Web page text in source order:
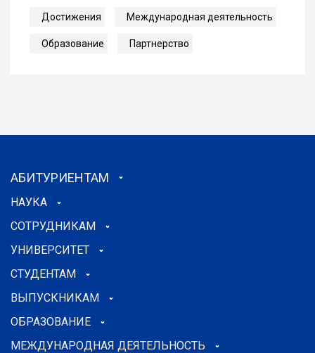
Достижения Международная деятельность
Образование Партнерство
АБИТУРИЕНТАМ
НАУКА
СОТРУДНИКАМ
УНИВЕРСИТЕТ
СТУДЕНТАМ
ВЫПУСКНИКАМ
ОБРАЗОВАНИЕ
МЕЖДУНАРОДНАЯ ДЕЯТЕЛЬНОСТЬ